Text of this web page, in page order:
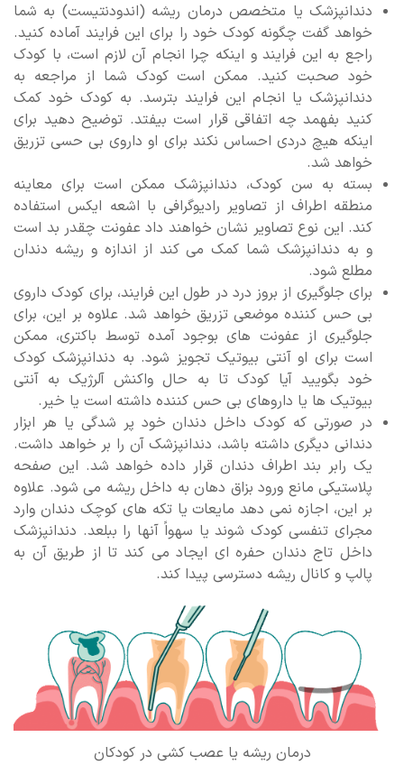
دندانپزشک یا متخصص درمان ریشه (اندودنتیست) به شما
خواهد گفت چگونه کودک خود را برای این فرایند آماده کنید.
راجع به این فرایند و اینکه چرا انجام آن لازم است، با کودک
خود صحبت کنید. ممکن است کودک شما از مراجعه به
دندانپزشک یا انجام این فرایند بترسد. به کودک خود کمک
کنید بفهمد چه اتفاقی قرار است بیفتد. توضیح دهید برای
اینکه هیچ دردی احساس نکند برای او داروی بی حسی تزریق
خواهد شد.
بسته به سن کودک، دندانپزشک ممکن است برای معاینه
منطقه اطراف از تصاویر رادیوگرافی با اشعه ایکس استفاده
کند. این نوع تصاویر نشان خواهند داد عفونت چقدر بد است
و به دندانپزشک شما کمک می کند از اندازه و ریشه دندان
مطلع شود.
برای جلوگیری از بروز درد در طول این فرایند، برای کودک داروی
بی حس کننده موضعی تزریق خواهد شد. علاوه بر این، برای
جلوگیری از عفونت های بوجود آمده توسط باکتری، ممکن
است برای او آنتی بیوتیک تجویز شود. به دندانپزشک کودک
خود بگویید آیا کودک تا به حال واکنش آلرژیک به آنتی
بیوتیک ها یا داروهای بی حس کننده داشته است یا خیر.
در صورتی که کودک داخل دندان خود پر شدگی یا هر ابزار
دندانی دیگری داشته باشد، دندانپزشک آن را بر خواهد داشت.
یک رابر بند اطراف دندان قرار داده خواهد شد. این صفحه
پلاستیکی مانع ورود بزاق دهان به داخل ریشه می شود. علاوه
بر این، اجازه نمی دهد مایعات یا تکه های کوچک دندان وارد
مجرای تنفسی کودک شوند یا سهواً آنها را ببلعد. دندانپزشک
داخل تاج دندان حفره ای ایجاد می کند تا از طریق آن به
پالپ و کانال ریشه دسترسی پیدا کند.
درمان ریشه یا عصب کشی در کودکان